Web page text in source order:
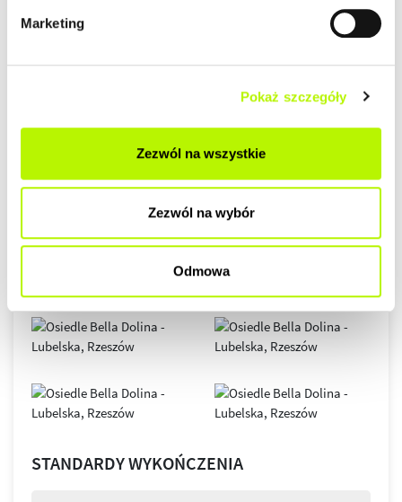
Marketing
Pokaż szczegóły
Zezwól na wszystkie
Zezwól na wybór
Odmowa
STANDARDY WYKOŃCZENIA